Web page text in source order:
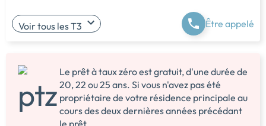
Voir tous les T3 Être appelé
Le prêt à taux zéro est gratuit, d'une durée de
20, 22 ou 25 ans. Si vous n'avez pas été
propriétaire de votre résidence principale au
cours des deux dernières années précédant